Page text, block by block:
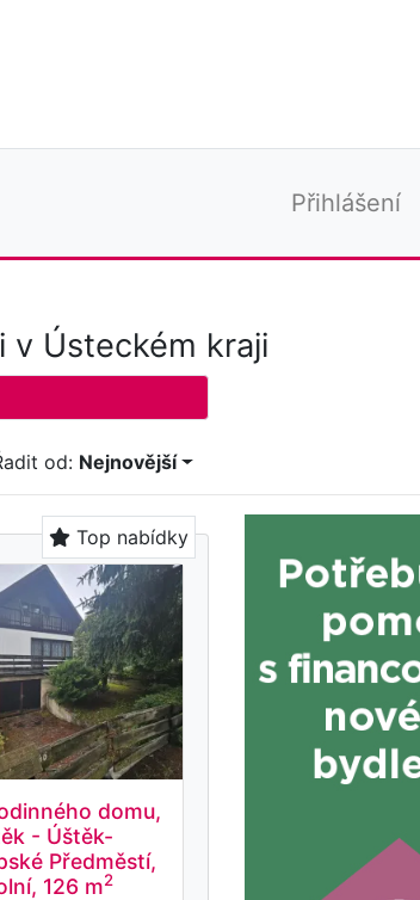
Přihlášení
v Ústeckém kraji
od: Nejnovější
Top nabídky
domu,
- Úštěk-
Předměstí,
126 m2